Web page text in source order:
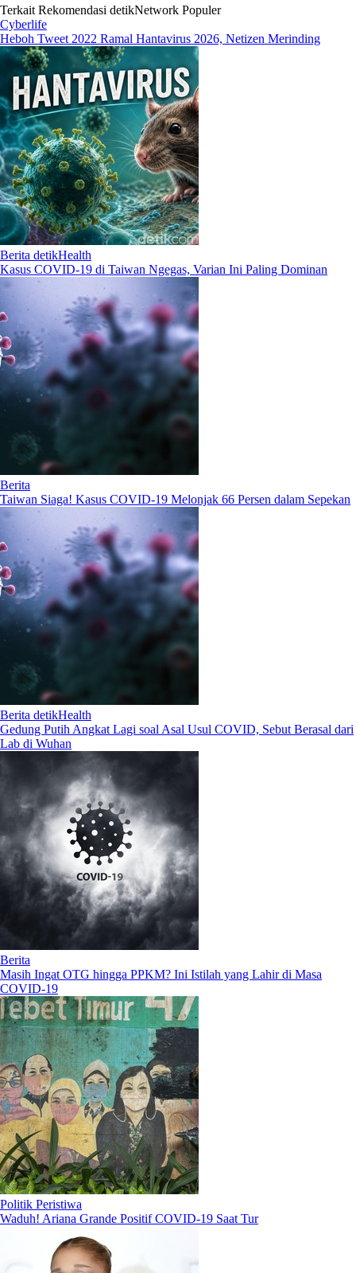
Terkait Rekomendasi detikNetwork Populer
Cyberlife
Heboh Tweet 2022 Ramal Hantavirus 2026, Netizen Merinding
Berita detikHealth
Kasus COVID-19 di Taiwan Ngegas, Varian Ini Paling Dominan
Berita
Taiwan Siaga! Kasus COVID-19 Melonjak 66 Persen dalam Sepekan
Berita detikHealth
Gedung Putih Angkat Lagi soal Asal Usul COVID, Sebut Berasal dari
Lab di Wuhan
Berita
Masih Ingat OTG hingga PPKM? Ini Istilah yang Lahir di Masa
COVID-19
Politik Peristiwa
Waduh! Ariana Grande Positif COVID-19 Saat Tur